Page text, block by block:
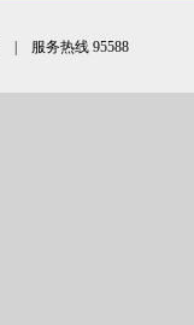
| 服务热线 95588